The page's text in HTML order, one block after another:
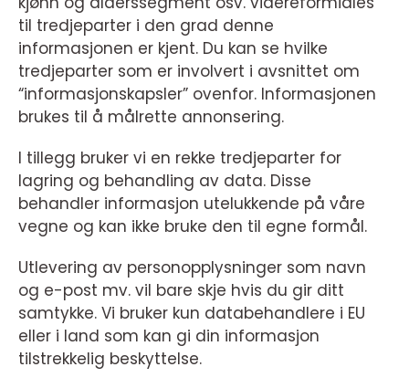
til tredjeparter i den grad denne
informasjonen er kjent. Du kan se hvilke
tredjeparter som er involvert i avsnittet om
“informasjonskapsler” ovenfor. Informasjonen
brukes til å målrette annonsering.
I tillegg bruker vi en rekke tredjeparter for
lagring og behandling av data. Disse
behandler informasjon utelukkende på våre
vegne og kan ikke bruke den til egne formål.
Utlevering av personopplysninger som navn
og e-post mv. vil bare skje hvis du gir ditt
samtykke. Vi bruker kun databehandlere i EU
eller i land som kan gi din informasjon
tilstrekkelig beskyttelse.